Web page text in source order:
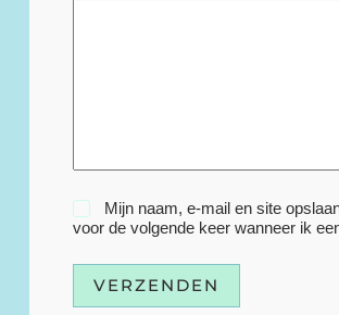
Mijn naam, e-mail en site
voor de volgende keer wanneer ik
VERZENDEN